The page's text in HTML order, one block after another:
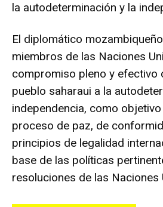
la autodeterminación y la
El diplomático
miembros de las Naciones
compromiso pleno y efectivo
pueblo saharaui a la
independencia, como
proceso de paz, de
principios de legalidad
base de las políticas
resoluciones de las Naciones